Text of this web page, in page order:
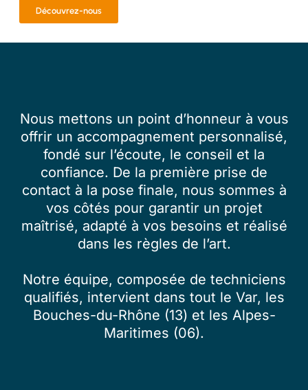
Découvrez-nous
Nous mettons un point d’honneur à vous
offrir un accompagnement personnalisé,
fondé sur l’écoute, le conseil et la
confiance. De la première prise de
contact à la pose finale, nous sommes à
vos côtés pour garantir un projet
maîtrisé, adapté à vos besoins et réalisé
dans les règles de l’art.
Notre équipe, composée de techniciens
qualifiés, intervient dans tout le Var, les
Bouches-du-Rhône (13) et les Alpes-
Maritimes (06).